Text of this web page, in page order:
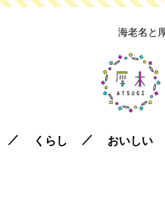
海老名と
くらし おいしい